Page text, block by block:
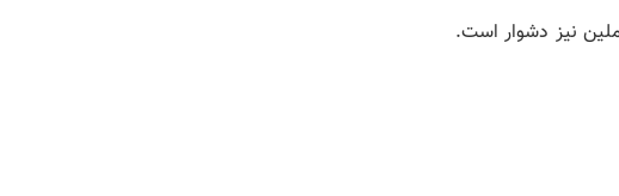
نیز دشوار است.